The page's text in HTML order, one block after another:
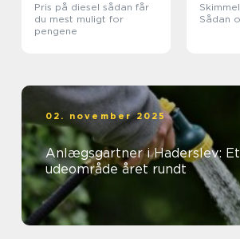
Pris på diesel sådan får
du mest muligt for
pengene
Sådan
02. november 2025
Anlægsgartner i Haderslev:
udeområde året rundt